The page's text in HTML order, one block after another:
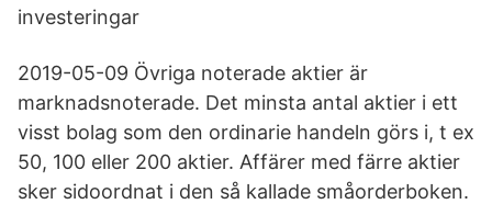
investeringar
2019-05-09 Övriga noterade aktier är
marknadsnoterade. Det minsta antal aktier i ett
visst bolag som den ordinarie handeln görs i, t ex
50, 100 eller 200 aktier. Affärer med färre aktier
sker sidoordnat i den så kallade småorderboken.